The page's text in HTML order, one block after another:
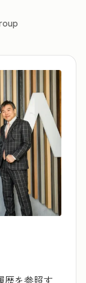
歴を参照す